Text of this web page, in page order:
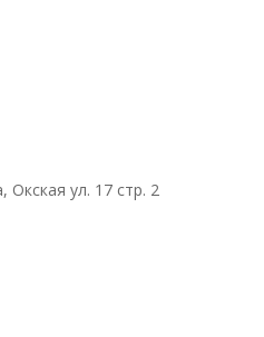
Окская ул. 17 стр. 2